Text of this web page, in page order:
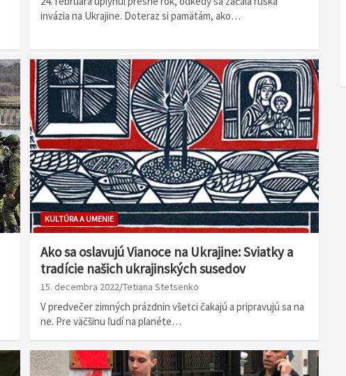
invázia na Ukrajine. Doteraz si pamätám, ako…
KULTÚRA A UMENIE
Ako sa oslavujú Vianoce na Ukrajine: Sviatky a
tradície našich ukrajinských susedov
15. decembra 2022 Tetiana Stetsenko
V predvečer zimných prázdnin všetci čakajú a pripravujú sa na
ne. Pre väčšinu ľudí na planéte…